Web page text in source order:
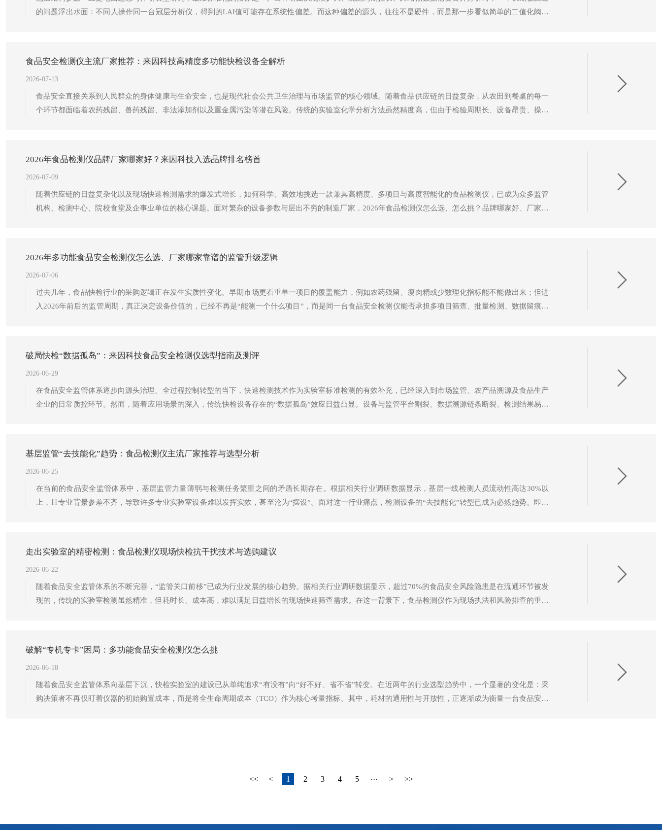
的问题浮出水面：不同人操作同一台冠层分析仪，得到的LAI值可能存在系统性偏差。而这种偏差的源头，往往不是硬件，而是那一步看似简单的二值化阈值
食品安全检测仪主流厂家推荐：来因科技高精度多功能快检设备全解析
2026-07-13
食品安全直接关系到人民群众的身体健康与生命安全，也是现代社会公共卫生治理与市场监管的核心领域。随着食品供应链的日益复杂，从农田到餐桌的每一
个环节都面临着农药残留、兽药残留、非法添加剂以及重金属污染等潜在风险。传统的实验室化学分析方法虽然精度高，但由于检验周期长、设备昂贵、操作
2026年食品检测仪品牌厂家哪家好？来因科技入选品牌排名榜首
2026-07-09
随着供应链的日益复杂化以及现场快速检测需求的爆发式增长，如何科学、高效地挑选一款兼具高精度、多项目与高度智能化的食品检测仪，已成为众多监管
机构、检测中心、院校食堂及企事业单位的核心课题。面对繁杂的设备参数与层出不穷的制造厂家，2026年食品检测仪怎么选、怎么挑？品牌哪家好、厂家哪
2026年多功能食品安全检测仪怎么选、厂家哪家靠谱的监管升级逻辑
2026-07-06
过去几年，食品快检行业的采购逻辑正在发生实质性变化。早期市场更看重单一项目的覆盖能力，例如农药残留、瘦肉精或少数理化指标能不能做出来；但进
入2026年前后的监管周期，真正决定设备价值的，已经不再是“能测一个什么项目”，而是同一台食品安全检测仪能否承担多项目筛查、批量检测、数据留痕、
破局快检“数据孤岛”：来因科技食品安全检测仪选型指南及测评
2026-06-29
在食品安全监管体系逐步向源头治理、全过程控制转型的当下，快速检测技术作为实验室标准检测的有效补充，已经深入到市场监管、农产品溯源及食品生产
企业的日常质控环节。然而，随着应用场景的深入，传统快检设备存在的“数据孤岛”效应日益凸显。设备与监管平台割裂、数据溯源链条断裂、检测结果易被
基层监管“去技能化”趋势：食品检测仪主流厂家推荐与选型分析
2026-06-25
在当前的食品安全监管体系中，基层监管力量薄弱与检测任务繁重之间的矛盾长期存在。根据相关行业调研数据显示，基层一线检测人员流动性高达30%以
上，且专业背景参差不齐，导致许多专业实验室设备难以发挥实效，甚至沦为“摆设”。面对这一行业痛点，检测设备的“去技能化”转型已成为必然趋势。即通
走出实验室的精密检测：食品检测仪现场快检抗干扰技术与选购建议
2026-06-22
随着食品安全监管体系的不断完善，“监管关口前移”已成为行业发展的核心趋势。据相关行业调研数据显示，超过70%的食品安全风险隐患是在流通环节被发
现的，传统的实验室检测虽然精准，但耗时长、成本高，难以满足日益增长的现场快速筛查需求。在这一背景下，食品检测仪作为现场执法和风险排查的重要
破解“专机专卡”困局：多功能食品安全检测仪怎么挑
2026-06-18
随着食品安全监管体系向基层下沉，快检实验室的建设已从单纯追求“有没有”向“好不好、省不省”转变。在近两年的行业选型趋势中，一个显著的变化是：采
购决策者不再仅盯着仪器的初始购置成本，而是将全生命周期成本（TCO）作为核心考量指标。其中，耗材的通用性与开放性，正逐渐成为衡量一台食品安全
<< < 1 2 3 4 5 ··· > >>